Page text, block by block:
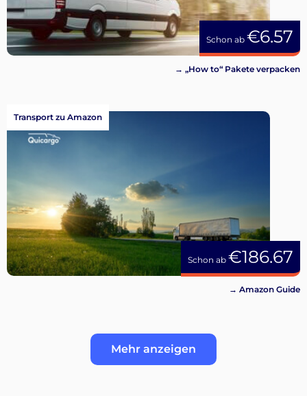
Schon ab €6.57
→ „How to“ Pakete verpacken
Schon ab €186.67
Transport zu Amazon
→ Amazon Guide
Mehr anzeigen